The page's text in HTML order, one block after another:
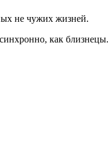
не чужих жизней.
как